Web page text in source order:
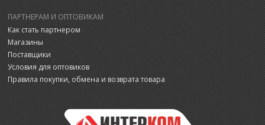
ПАРТНЕРАМ И ОПТОВИКАМ
Как стать партнером
Магазины
Поставщики
Условия для оптовиков
Правила покупки, обмена и возврата товара